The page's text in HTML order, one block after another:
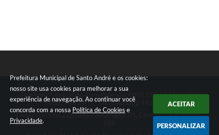
Prefeitura Municipal de Santo André e os cookies:
nosso site usa cookies para melhorar a sua
experiência de navegação. Ao continuar você
concorda com a nossa Política de Cookies e
Privacidade.
ACEITAR
PERSONALIZAR
Telefone: Central de Atendimento: 0800 019 19 44 ou 156
PABX: 4433-0111 ou Whatsapp 4433-0123
Endereço: Praça Quarto Centenário, 01, Centro | CEP: 09015-